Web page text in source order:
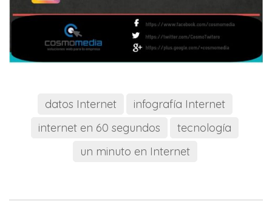
datos Internet
infografía Internet
internet en 60 segundos
tecnología
un minuto en Internet